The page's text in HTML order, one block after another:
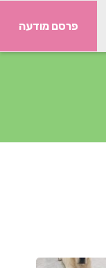
פרסם מודעה